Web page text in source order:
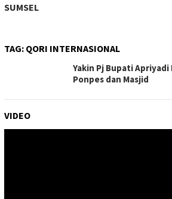
SUMSEL
TAG: QORI INTERNASIONAL
Yakin Pj Bupati Apriyadi
Ponpes dan Masjid
VIDEO